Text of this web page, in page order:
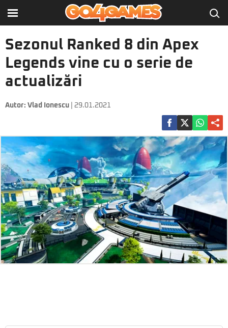
Sezonul Ranked 8 din Apex
Legends vine cu o serie de
actualizări
Autor: Vlad Ionescu | 29.01.2021